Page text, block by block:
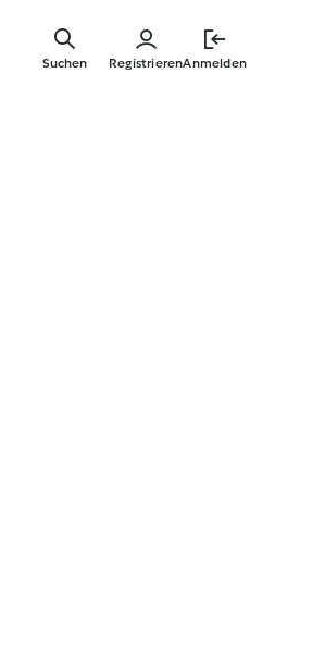
springen
RegistrierenAnmelden
Suchen